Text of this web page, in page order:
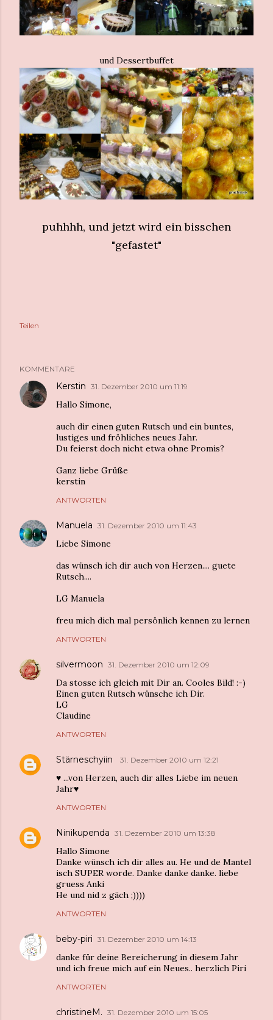
und Dessertbuffet
puhhhh, und jetzt wird ein bisschen
"gefastet"
Teilen
KOMMENTARE
Kerstin 31. Dezember 2010 um 11:19
Hallo Simone,
auch dir einen guten Rutsch und ein buntes,
lustiges und fröhliches neues Jahr.
Du feierst doch nicht etwa ohne Promis?
Ganz liebe Grüße
kerstin
ANTWORTEN
Manuela 31. Dezember 2010 um 11:43
Liebe Simone
das wünsch ich dir auch von Herzen.... guete
Rutsch....
LG Manuela
freu mich dich mal persönlich kennen zu lernen
ANTWORTEN
silvermoon 31. Dezember 2010 um 12:09
Da stosse ich gleich mit Dir an. Cooles Bild! :-)
Einen guten Rutsch wünsche ich Dir.
LG
Claudine
ANTWORTEN
Stärneschyiin 31. Dezember 2010 um 12:21
♥ ...von Herzen, auch dir alles Liebe im neuen
Jahr♥
ANTWORTEN
Ninikupenda 31. Dezember 2010 um 13:38
Hallo Simone
Danke wünsch ich dir alles au. He und de Mantel
isch SUPER worde. Danke danke danke. liebe
gruess Anki
He und nid z gäch ;))))
ANTWORTEN
beby-piri 31. Dezember 2010 um 14:13
danke für deine Bereicherung in diesem Jahr
und ich freue mich auf ein Neues.. herzlich Piri
ANTWORTEN
christineM. 31. Dezember 2010 um 15:05